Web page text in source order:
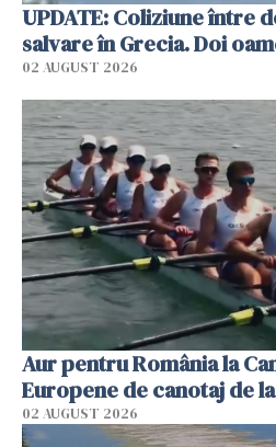
UPDATE: Coliziune între
salvare în Grecia. Doi
02 AUGUST 2026
Aur pentru România la
Europene de canotaj de
02 AUGUST 2026